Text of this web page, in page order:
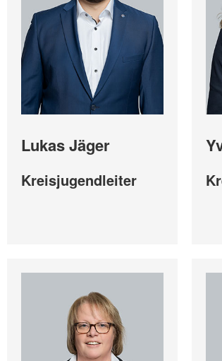
Lukas Jäger
Kreisjugendleiter